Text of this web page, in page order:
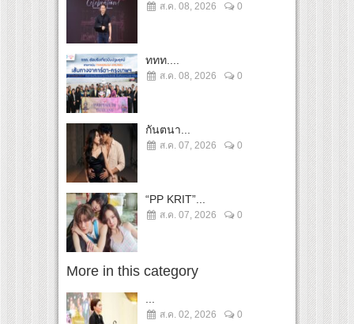
ส.ค. 08, 2026 0
ททท....
ส.ค. 08, 2026 0
กันตนา...
ส.ค. 07, 2026 0
“PP KRIT”...
ส.ค. 07, 2026 0
More in this category
...
ส.ค. 02, 2026 0